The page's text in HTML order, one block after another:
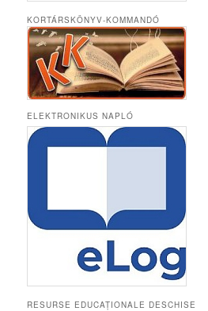
KORTÁRSKÖNYV-KOMMANDÓ
ELEKTRONIKUS NAPLÓ
RESURSE EDUCAȚIONALE DESCHISE